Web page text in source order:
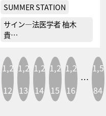
SUMMER STATION
サイン―法医学者 柚木
貴…
1,2
12
1,2
13
1,2
14
1,2
15
1,2
16
…
1,5
84